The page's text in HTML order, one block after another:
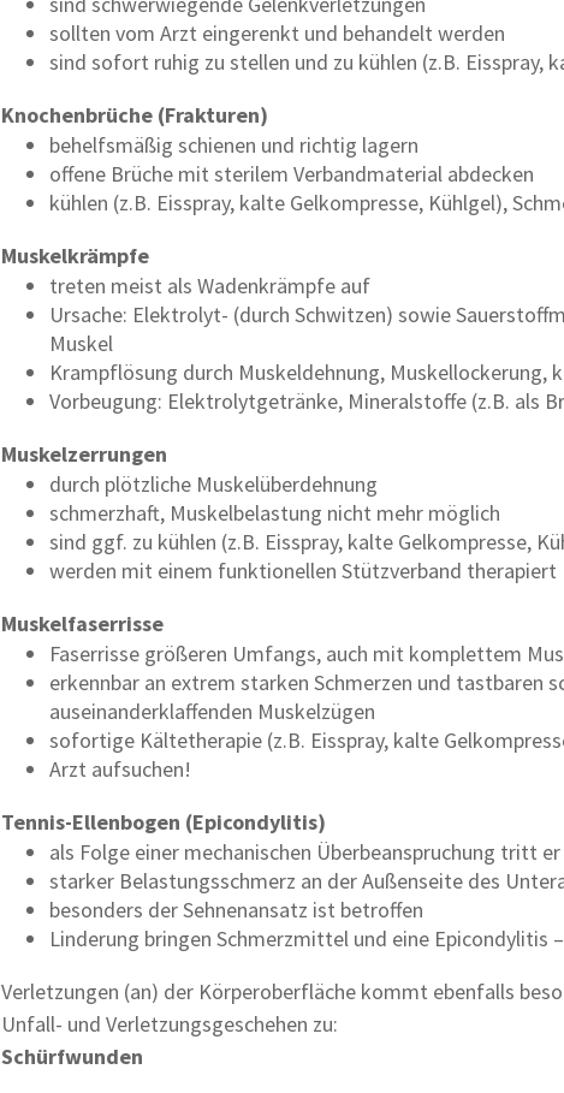
sollten vom Arzt eingerenkt und behandelt werden
sind sofort ruhig zu stellen und zu kühlen (z.B. Eisspray,
Knochenbrüche (Frakturen)
behelfsmäßig schienen und richtig lagern
offene Brüche mit sterilem Verbandmaterial abdecken
kühlen (z.B. Eisspray, kalte Gelkompresse, Kühlgel),
Muskelkrämpfe
treten meist als Wadenkrämpfe auf
Ursache: Elektrolyt- (durch Schwitzen) sowie
Muskel
Krampflösung durch Muskeldehnung, Muskellockerung,
Vorbeugung: Elektrolytgetränke, Mineralstoffe (z.B. als
Muskelzerrungen
durch plötzliche Muskelüberdehnung
schmerzhaft, Muskelbelastung nicht mehr möglich
sind ggf. zu kühlen (z.B. Eisspray, kalte Gelkompresse,
werden mit einem funktionellen Stützverband therapiert
Muskelfaserrisse
Faserrisse größeren Umfangs, auch mit komplettem
erkennbar an extrem starken Schmerzen und tastbaren
auseinanderklaffenden Muskelzügen
sofortige Kältetherapie (z.B. Eisspray, kalte
Arzt aufsuchen!
Tennis-Ellenbogen (Epicondylitis)
als Folge einer mechanischen Überbeanspruchung tritt
starker Belastungsschmerz an der Außenseite des
besonders der Sehnenansatz ist betroffen
Linderung bringen Schmerzmittel und eine Epicondylitis
Verletzungen (an) der Körperoberfläche kommt ebenfalls
Unfall- und Verletzungsgeschehen zu:
Schürfwunden